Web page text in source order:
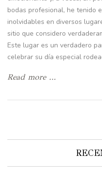
bodas profesional, he tenido
inolvidables en diversos
sitio que considero
Este lugar es un verdadero
celebrar su día especial
Read more …